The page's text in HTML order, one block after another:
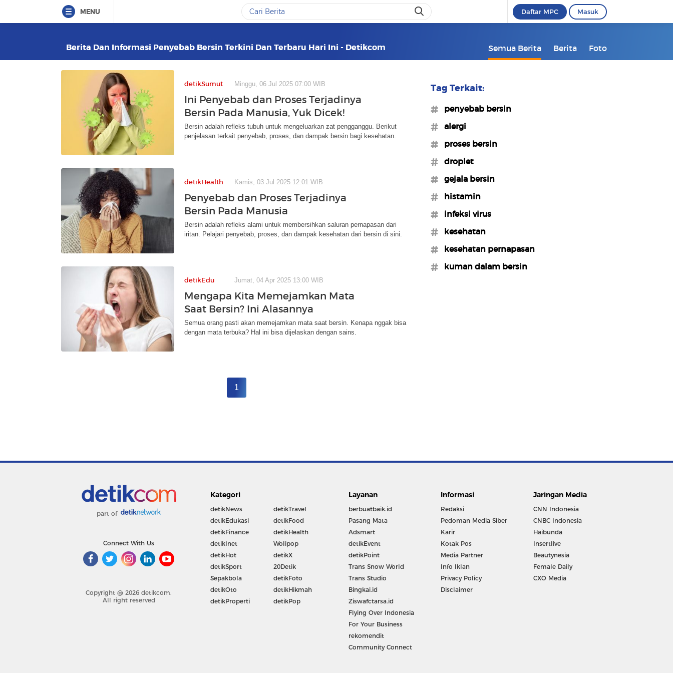
MENU Daftar MPC Masuk
Berita Dan Informasi Penyebab Bersin Terkini Dan Terbaru Hari Ini - Detikcom Semua Berita Berita Foto
detikSumut Minggu, 06 Jul 2025 07:00 WIB
Ini Penyebab dan Proses Terjadinya
Bersin Pada Manusia, Yuk Dicek!
Bersin adalah refleks tubuh untuk mengeluarkan zat pengganggu. Berikut
penjelasan terkait penyebab, proses, dan dampak bersin bagi kesehatan.
detikHealth Kamis, 03 Jul 2025 12:01 WIB
Penyebab dan Proses Terjadinya
Bersin Pada Manusia
Bersin adalah refleks alami untuk membersihkan saluran pernapasan dari
iritan. Pelajari penyebab, proses, dan dampak kesehatan dari bersin di sini.
detikEdu Jumat, 04 Apr 2025 13:00 WIB
Mengapa Kita Memejamkan Mata
Saat Bersin? Ini Alasannya
Semua orang pasti akan memejamkan mata saat bersin. Kenapa nggak bisa
dengan mata terbuka? Hal ini bisa dijelaskan dengan sains.
1
Tag Terkait:
#penyebab bersin
#alergi
#proses bersin
#droplet
#gejala bersin
#histamin
#infeksi virus
#kesehatan
#kesehatan pernapasan
#kuman dalam bersin
part of
Connect With Us
Copyright @ 2026 detikcom.
All right reserved
Kategori
detikNews
detikEdukasi
detikFinance
detikInet
detikHot
detikSport
Sepakbola
detikOto
detikProperti
detikTravel
detikFood
detikHealth
Wolipop
detikX
20Detik
detikFoto
detikHikmah
detikPop
Layanan
berbuatbaik.id
Pasang Mata
Adsmart
detikEvent
detikPoint
Trans Snow World
Trans Studio
Bingkai.id
Ziswafctarsa.id
Flying Over Indonesia
For Your Business
rekomendit
Community Connect
Informasi
Redaksi
Pedoman Media Siber
Karir
Kotak Pos
Media Partner
Info Iklan
Privacy Policy
Disclaimer
Jaringan Media
CNN Indonesia
CNBC Indonesia
Haibunda
Insertlive
Beautynesia
Female Daily
CXO Media